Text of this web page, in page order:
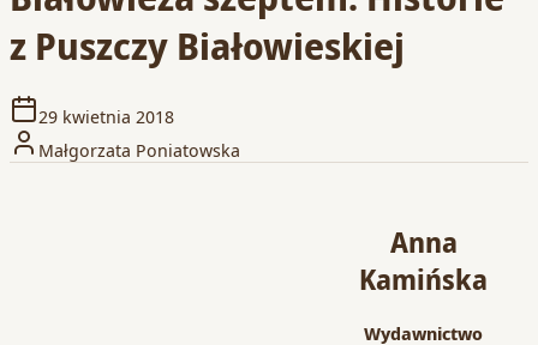
z Puszczy Białowieskiej
29 kwietnia 2018
Małgorzata Poniatowska
Anna
Kamińska
Wydawnictwo